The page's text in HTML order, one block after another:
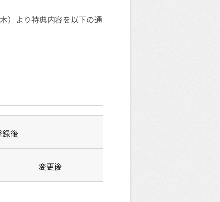
）より特典内容を以下の通
録後
変更後